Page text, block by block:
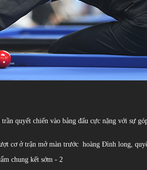
quyết chiến vào bảng đấu cực nặng với sự
cơ ở trận mở màn trước hoàng Đình long,